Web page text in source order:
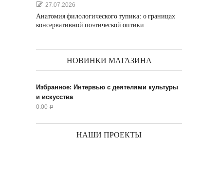
27.07.2026
Анатомия филологического тупика: о границах
консервативной поэтической оптики
НОВИНКИ МАГАЗИНА
Избранное: Интервью с деятелями культуры
и искусства
0.00 Р
НАШИ ПРОЕКТЫ